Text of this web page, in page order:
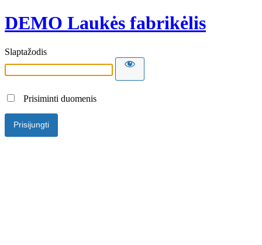
DEMO Laukės fabrikėlis
Slaptažodis
Prisiminti duomenis